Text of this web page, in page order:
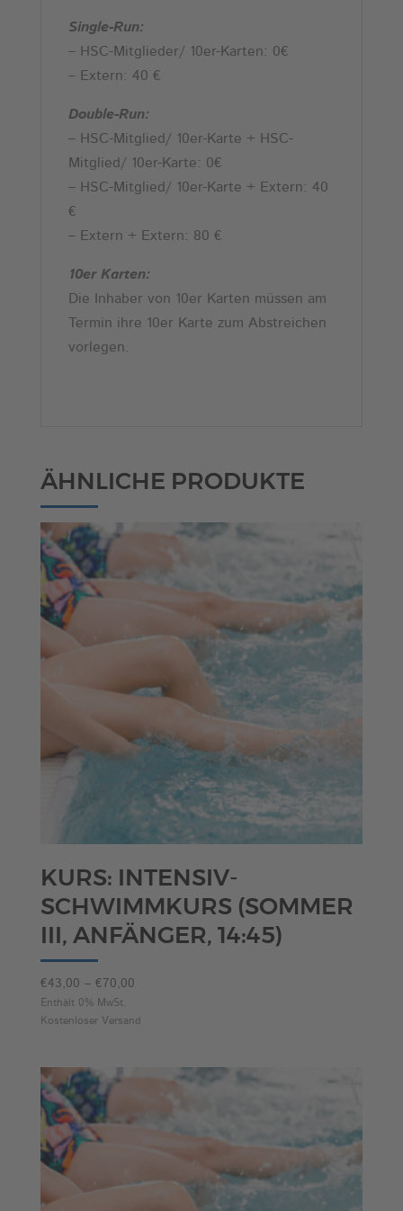
Single-Run:
– HSC-Mitglieder/ 10er-Karten: 0€
– Extern: 40 €
Double-Run:
– HSC-Mitglied/ 10er-Karte + HSC-
Mitglied/ 10er-Karte: 0€
– HSC-Mitglied/ 10er-Karte + Extern: 40
€
– Extern + Extern: 80 €
10er Karten:
Die Inhaber von 10er Karten müssen am
Termin ihre 10er Karte zum Abstreichen
vorlegen.
ÄHNLICHE PRODUKTE
KURS: INTENSIV-
SCHWIMMKURS (SOMMER
III, ANFÄNGER, 14:45)
€43,00 – € 70,00Preisspanne:
bis
Enthält 0% MwSt.
Kostenloser Versand